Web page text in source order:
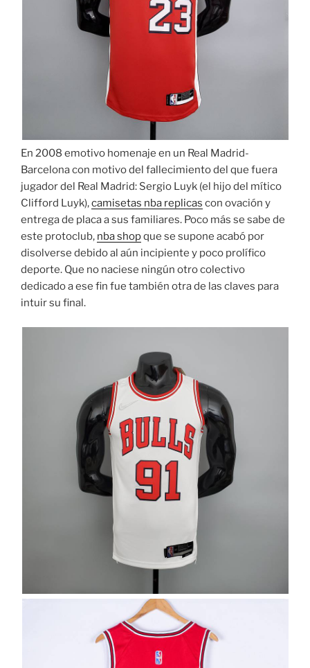
En 2008 emotivo homenaje en un Real Madrid-
Barcelona con motivo del fallecimiento del que fuera
jugador del Real Madrid: Sergio Luyk (el hijo del mítico
Clifford Luyk),camisetas nba replicas con ovación y
entrega de placa a sus familiares. Poco más se sabe de
este protoclub, nba shopque se supone acabó por
disolverse debido al aún incipiente y poco prolífico
deporte. Que no naciese ningún otro colectivo
dedicado a ese fin fue también otra de las claves para
intuir su final.